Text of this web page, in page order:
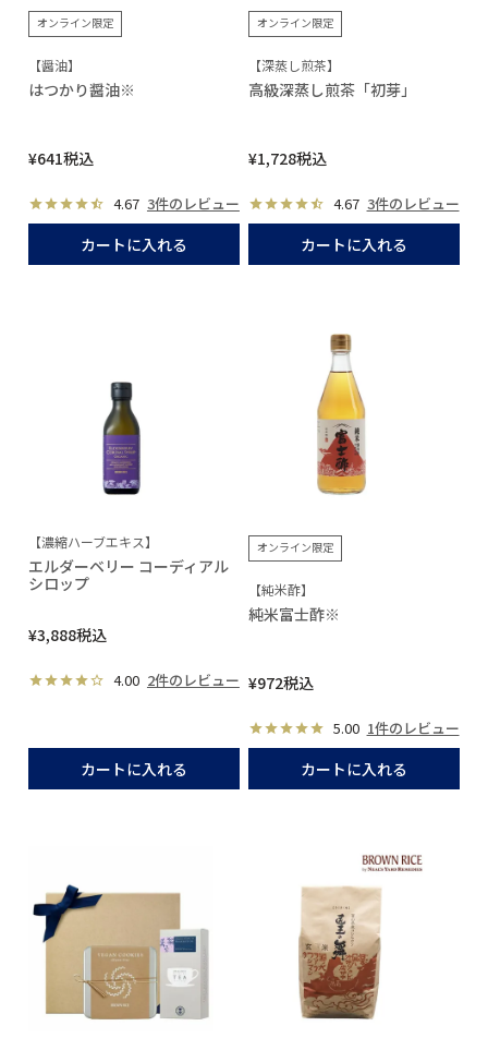
オンライン限定
【醤油】
はつかり醤油※
¥641税込
4.67 3件のレビュー
カートに入れる
オンライン限定
【深蒸し煎茶】
高級深蒸し煎茶「初芽」
¥1,728税込
4.67 3件のレビュー
カートに入れる
【濃縮ハーブエキス】
エルダーベリー コーディアル
シロップ
¥3,888税込
4.00 2件のレビュー
カートに入れる
オンライン限定
【純米酢】
純米富士酢※
¥972税込
5.00 1件のレビュー
カートに入れる